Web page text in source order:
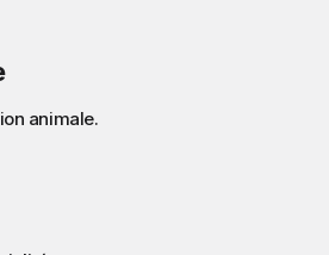
animale.